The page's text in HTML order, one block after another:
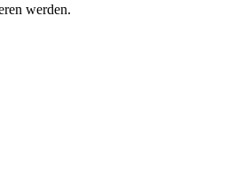
werden.